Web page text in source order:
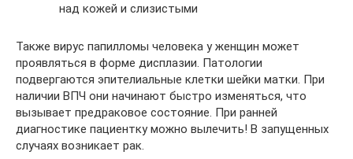
над кожей и слизистыми
Также вирус папилломы человека у женщин может
проявляться в форме дисплазии. Патологии
подвергаются эпителиальные клетки шейки матки. При
наличии ВПЧ они начинают быстро изменяться, что
вызывает предраковое состояние. При ранней
диагностике пациентку можно вылечить! В запущенных
случаях возникает рак.